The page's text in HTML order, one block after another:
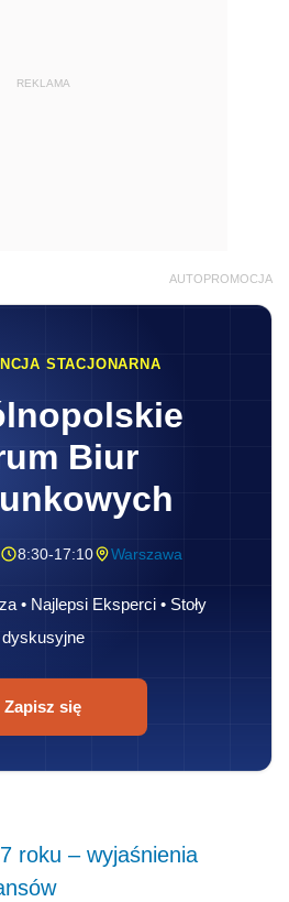
REKLAMA
AUTOPROMOCJA
STACJONARNA
Biur
8:30-17:10 Warszawa
• Najlepsi Eksperci • Stoły
dyskusyjne
Zapisz się
roku – wyjaśnienia